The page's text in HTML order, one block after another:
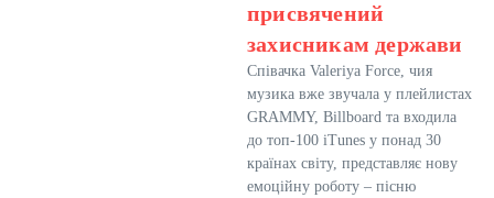
присвячений
захисникам держави
Співачка Valeriya Force, чия
музика вже звучала у плейлистах
GRAMMY, Billboard та входила
до топ-100 iTunes у понад 30
країнах світу, представляє нову
емоційну роботу – пісню